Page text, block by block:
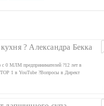
? Александра Бекка
с 0 МЛМ предпринимателей ?12 лет в
1 в YouTube ?Вопросы в Директ